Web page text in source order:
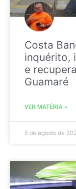
Costa
inquérito,
e
Guamaré
VER MATÉRIA »
5 de agosto de